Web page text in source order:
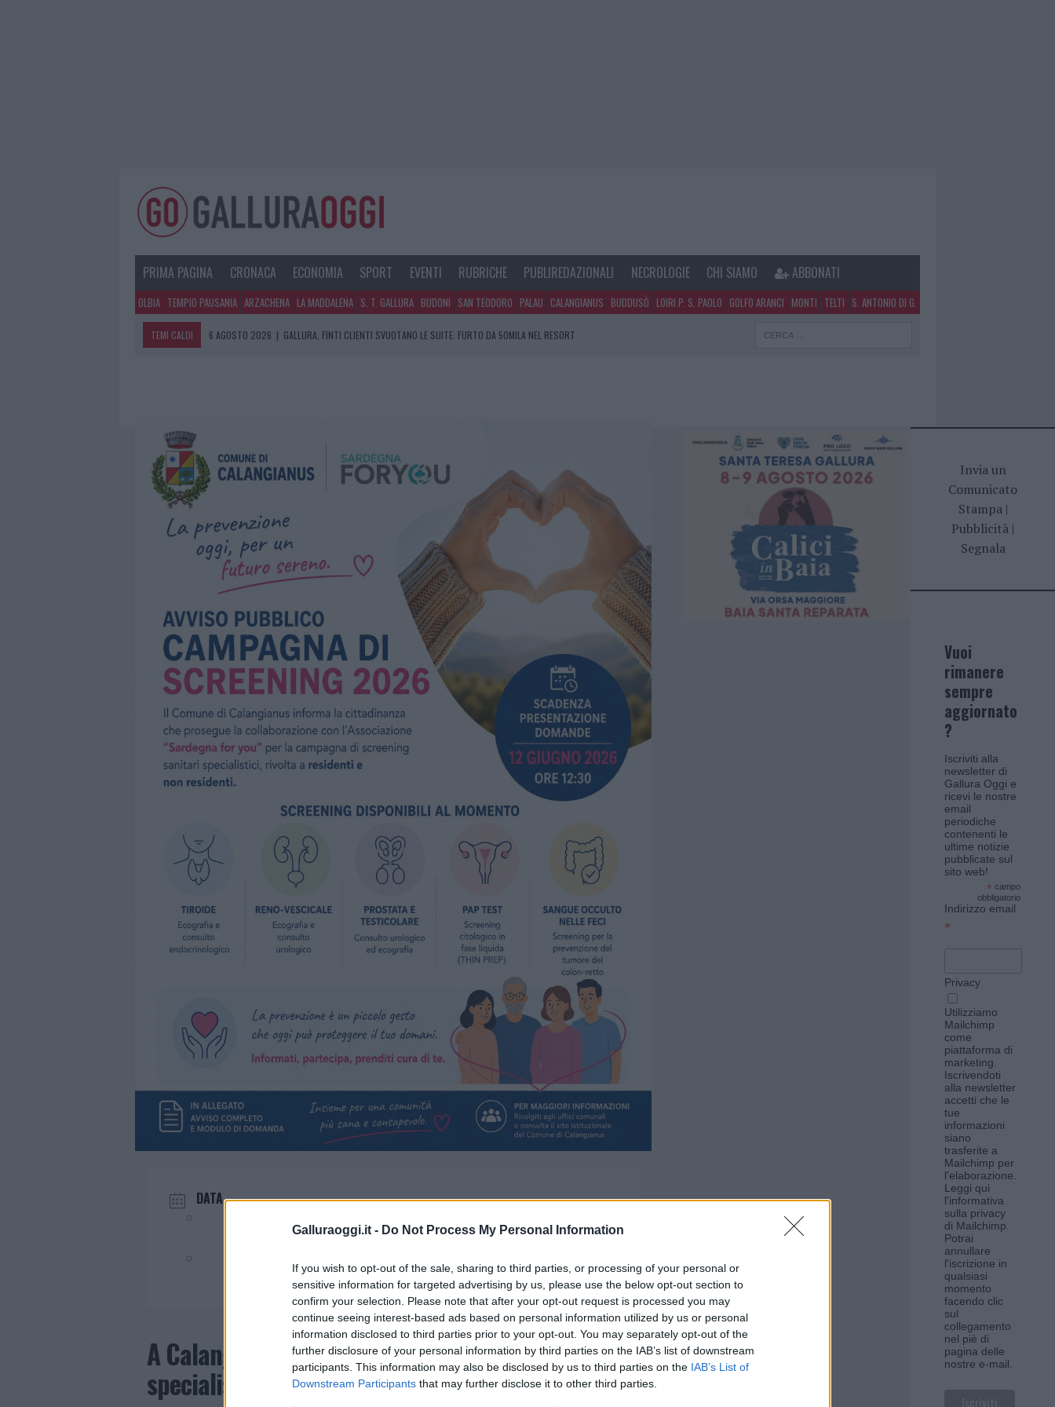
Galluraoggi.it - Do Not Process My Personal Information
If you wish to opt-out of the sale, sharing to third parties, or processing of your personal or
sensitive information for targeted advertising by us, please use the below opt-out section to
confirm your selection. Please note that after your opt-out request is processed you may
continue seeing interest-based ads based on personal information utilized by us or personal
information disclosed to third parties prior to your opt-out. You may separately opt-out of the
further disclosure of your personal information by third parties on the IAB’s list of downstream
participants. This information may also be disclosed by us to third parties on the IAB’s List of
Downstream Participants that may further disclose it to other third parties.
PRIMA PAGINA CRONACA ECONOMIA SPORT EVENTI RUBRICHE PUBLIREDAZIONALI NECROLOGIE CHI SIAMO ABBONATI
OLBIA TEMPIO PAUSANIA ARZACHENA LA MADDALENA S. T. GALLURA BUDONI SAN TEODORO PALAU CALANGIANUS BUDDUSÒ LOIRI P. S. PAOLO GOLFO ARANCI MONTI TELTI S. ANTONIO DI G.
TEMI CALDI 6 AGOSTO 2026 | GALLURA, FINTI CLIENTI SVUOTANO LE SUITE: FURTO DA 50MILA NEL RESORT
6 AGOSTO 2026
DATA
A Calangianus la campagna di screening sanitari
specialistici
Invia un
Comunicato
Stampa|
Pubblicità |
Segnala
Vuoi
rimanere
sempre
aggiornato
?
Iscriviti alla
newsletter di
Gallura Oggi e
ricevi le nostre
email
periodiche
contenenti le
ultime notizie
pubblicate sul
sito web!
* campo
obbligatorio
Indirizzo email
*
Privacy
Utilizziamo
Mailchimp
come
piattaforma di
marketing.
Iscrivendoti
alla newsletter
accetti che le
tue
informazioni
siano
trasferite a
Mailchimp per
l'elaborazione.
Leggi qui
l'informativa
sulla privacy
di Mailchimp.
Potrai
annullare
l'iscrizione in
qualsiasi
momento
facendo clic
sul
collegamento
nel piè di
pagina delle
nostre e-mail.